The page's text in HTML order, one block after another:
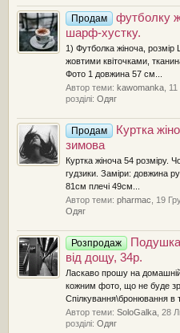
Продам
футболку
шарф-хустку.
1) Футболка жіноча, розмір
жовтими квіточками,
Фото 1 довжина 57 см...
Автор теми: kawomanka
розділі: Одяг
Продам
Куртка
зимова
Куртка жіноча 54 розміру.
гудзики. Заміри: довжина
81см плечі 49см...
Автор теми: pharmac 19
Одяг
Розпродаж
від дощу, 34р.
Ласкаво прошу на
кожним фото, що не буде
Спілкування\бронювання в
Автор теми: SoloGalka 28
розділі: Одяг